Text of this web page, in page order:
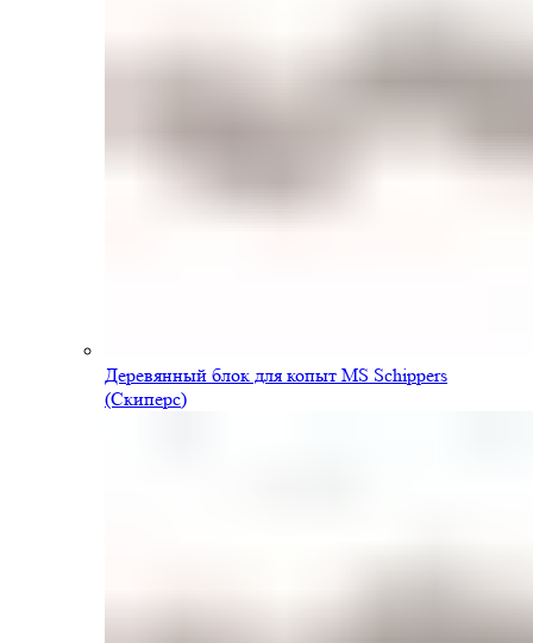
Деревянный блок для копыт MS Schippers
(Скиперс)